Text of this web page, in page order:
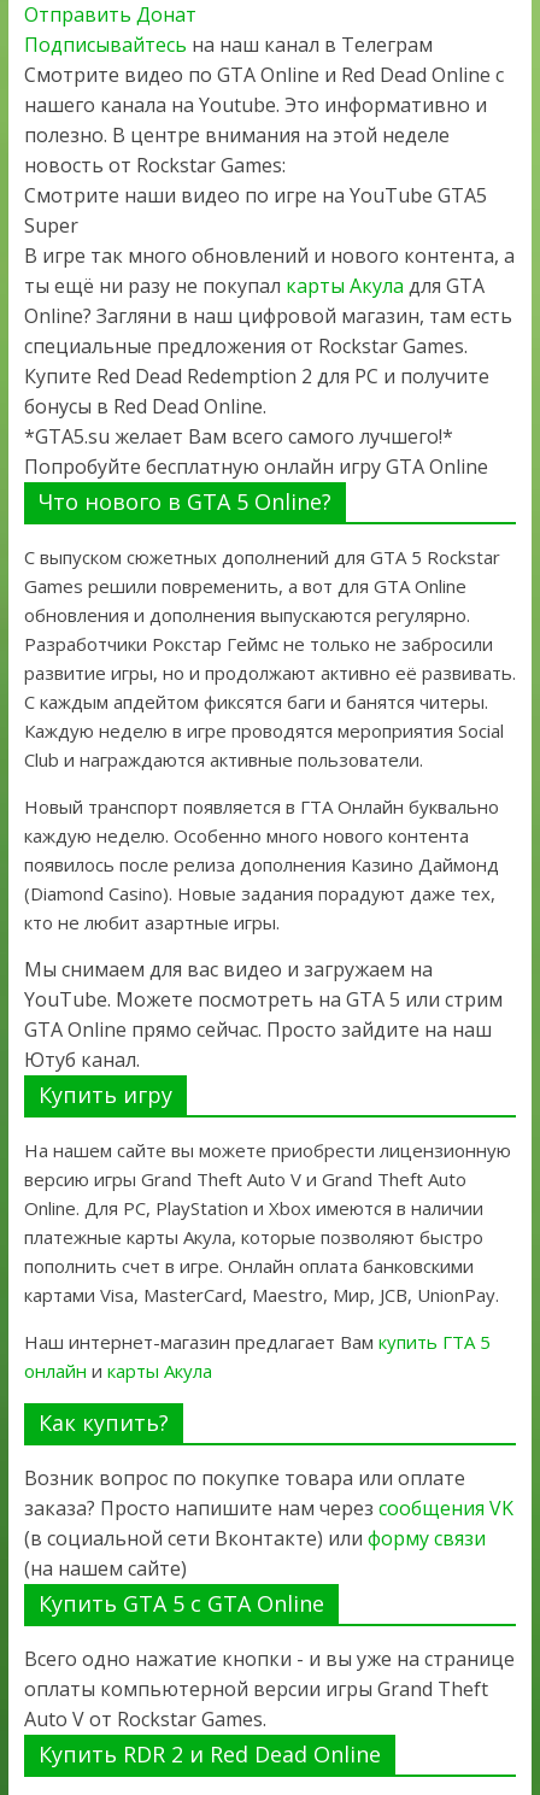
Отправить Донат
Подписывайтесь на наш канал в Телеграм
Смотрите видео по GTA Online и Red Dead Online с
нашего канала на Youtube. Это информативно и
полезно. В центре внимания на этой неделе
новость от Rockstar Games:
Смотрите наши видео по игре на YouTube GTA5
Super
В игре так много обновлений и нового контента, а
ты ещё ни разу не покупал карты Акула для GTA
Online? Загляни в наш цифровой магазин, там есть
специальные предложения от Rockstar Games.
Купите Red Dead Redemption 2 для PC и получите
бонусы в Red Dead Online.
*GTA5.su желает Вам всего самого лучшего!*
Попробуйте бесплатную онлайн игру GTA Online
Что нового в GTA 5 Online?
С выпуском сюжетных дополнений для GTA 5 Rockstar
Games решили повременить, а вот для GTA Online
обновления и дополнения выпускаются регулярно.
Разработчики Рокстар Геймс не только не забросили
развитие игры, но и продолжают активно её развивать.
С каждым апдейтом фиксятся баги и банятся читеры.
Каждую неделю в игре проводятся мероприятия Social
Club и награждаются активные пользователи.
Новый транспорт появляется в ГТА Онлайн буквально
каждую неделю. Особенно много нового контента
появилось после релиза дополнения Казино Даймонд
(Diamond Casino). Новые задания порадуют даже тех,
кто не любит азартные игры.
Мы снимаем для вас видео и загружаем на
YouTube. Можете посмотреть на GTA 5 или стрим
GTA Online прямо сейчас. Просто зайдите на наш
Ютуб канал.
Купить игру
На нашем сайте вы можете приобрести лицензионную
версию игры Grand Theft Auto V и Grand Theft Auto
Online. Для PC, PlayStation и Xbox имеются в наличии
платежные карты Акула, которые позволяют быстро
пополнить счет в игре. Онлайн оплата банковскими
картами Visa, MasterCard, Maestro, Мир, JCB, UnionPay.
Наш интернет-магазин предлагает Вам купить ГТА 5
онлайн и карты Акула
Как купить?
Возник вопрос по покупке товара или оплате
заказа? Просто напишите нам через сообщения VK
(в социальной сети Вконтакте) или форму связи
(на нашем сайте)
Купить GTA 5 с GTA Online
Всего одно нажатие кнопки - и вы уже на странице
оплаты компьютерной версии игры Grand Theft
Auto V от Rockstar Games.
Купить RDR 2 и Red Dead Online